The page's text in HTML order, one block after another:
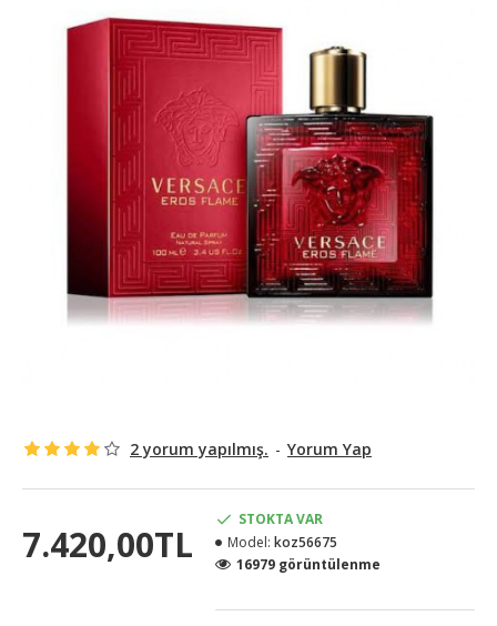
2 yorum yapılmış. - Yorum Yap
7.420,00TL
STOKTA VAR
Model: koz56675
16979 görüntülenme